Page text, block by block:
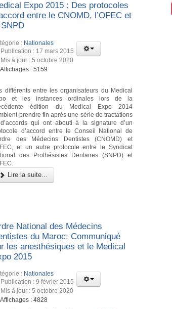
Expo 2015 : Des protocoles
entre le CNOMD, l’OFEC et
: Nationales
Publication : 17 mars 2015
Mis à jour : 5 octobre 2020
Affichages : 5159
différents entre les organisateurs du Medical
et les instances ordinales lors de la
édition du Medical Expo 2014
prendre fin après une série de tractations
qui ont abouti à la signature d’un
d’accord entre le Conseil National de
des Médecins Dentistes (CNOMD) et
et un autre protocole entre le Syndicat
des Prothésistes Dentaires (SNPD) et
Lire la suite...
National des Médecins
du Maroc: Communiqué
les anesthésiques et le Medical
2015
: Nationales
Publication : 9 février 2015
Mis à jour : 5 octobre 2020
Affichages : 4828